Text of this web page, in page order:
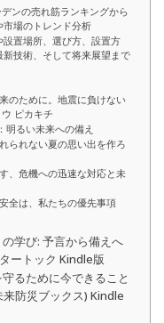
ンの売れ筋ランキングから
市場のトレンド分析
置場所、選び方、設置方
技術、そして将来展望まで
のために。地震に負けない
ピカキチ
明るい未来への備え
られない夏の思い出を作ろ
、危機への迅速な対応と未
全は、私たちの優先事項
学び: 予言から備えへ
ートック Kindle版
るために今できること
防災ブックス) Kindle